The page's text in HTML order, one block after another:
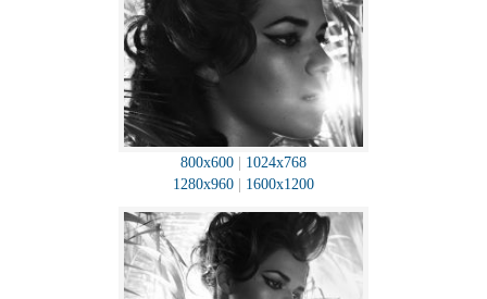
800x600
1024x768
1280x960
1600x1200